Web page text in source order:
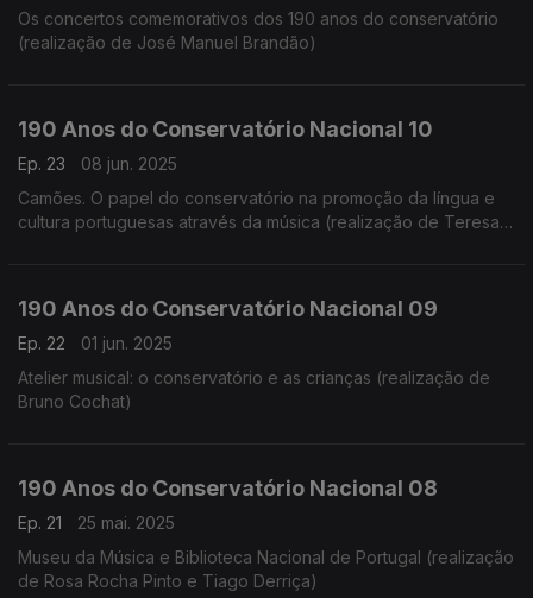
Os concertos comemorativos dos 190 anos do conservatório
(realização de José Manuel Brandão)
190 Anos do Conservatório Nacional 10
Ep. 23
08 jun. 2025
Camões. O papel do conservatório na promoção da língua e
cultura portuguesas através da música (realização de Teresa
190 Anos do Conservatório Nacional 09
Ep. 22
01 jun. 2025
Atelier musical: o conservatório e as crianças (realização de
Bruno Cochat)
190 Anos do Conservatório Nacional 08
Ep. 21
25 mai. 2025
Museu da Música e Biblioteca Nacional de Portugal (realização
de Rosa Rocha Pinto e Tiago Derriça)